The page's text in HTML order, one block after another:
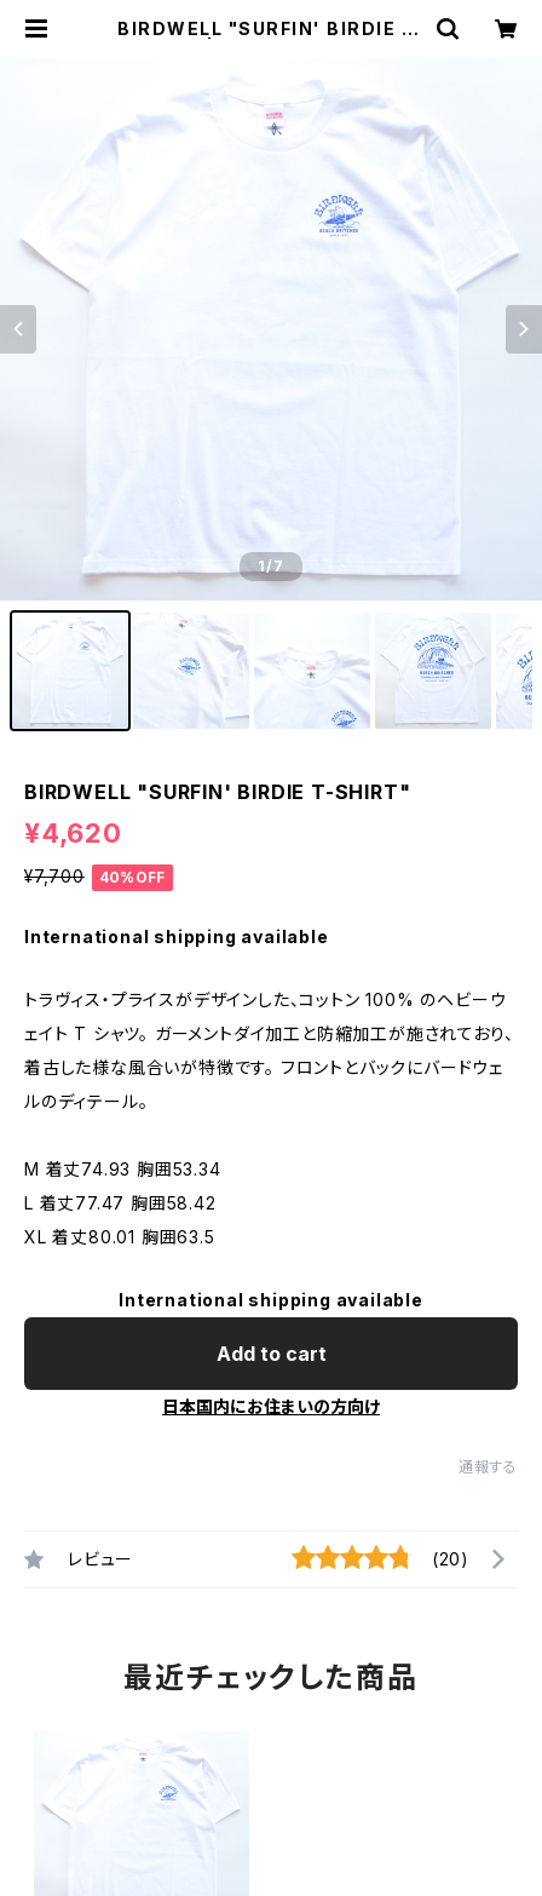
BIRDWELL "SURFIN' BIRDIE T-
1/7
BIRDWELL "SURFIN' BIRDIE T-SHIRT"
¥4,620
¥7,700 40%OFF
International shipping available
トラヴィス・プライスがデザインした、コットン 100% のヘビーウ
ェイト T シャツ。 ガーメントダイ加工と防縮加工が施されており、
着古した様な風合いが特徴です。 フロントとバックにバードウェ
ルのディテール。
M 着丈74.93 胸囲53.34
L 着丈77.47 胸囲58.42
XL 着丈80.01 胸囲63.5
International shipping available
Add to cart
日本国内にお住まいの方向け
通報する
レビュー (20)
最近チェックした商品